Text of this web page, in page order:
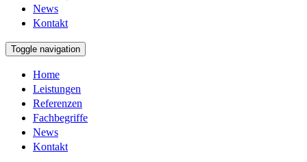
News
Kontakt
Toggle navigation
Home
Leistungen
Referenzen
Fachbegriffe
News
Kontakt